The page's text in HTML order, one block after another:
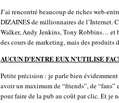
J’ai rencontré beaucoup de riches web-
DIZAINES de millionnaires de l’Internet.
Walker, Andy Jenkins, Tony Robbins… et
des cours de marketing, mais des produits
AUCUN D’ENTRE EUX N’UTILISE
Petite précision : je parle bien
avoir un maximum de “friends”, de “fans”
pour faire de la pub au coût par clic. Et je